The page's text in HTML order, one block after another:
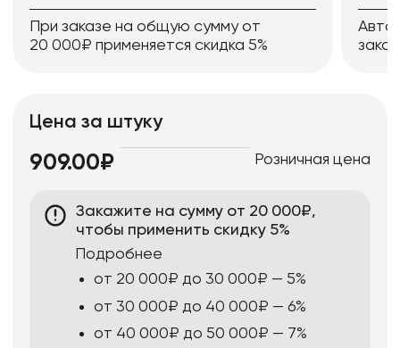
При заказе на общую сумму от
20 000₽ применяется скидка 5%
Цена за штуку
909.00₽ Розничная цена
Закажите на сумму от 20 000₽,
чтобы применить скидку 5%
Подробнее
от 20 000₽ до 30 000₽ — 5%
от 30 000₽ до 40 000₽ — 6%
от 40 000₽ до 50 000₽ — 7%